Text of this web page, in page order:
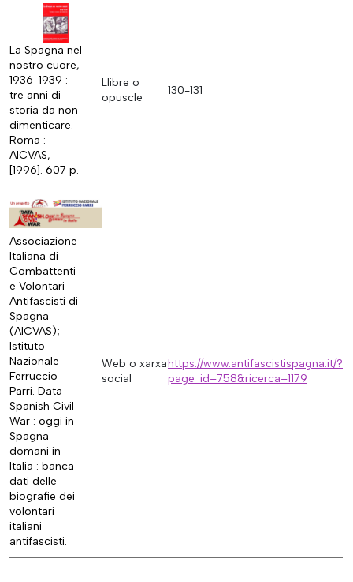
La Spagna nel
nostro cuore,
1936-1939 :
tre anni di
storia da non
dimenticare.
Roma :
AICVAS,
[1996]. 607 p.
Llibre o
opuscle
130-131
Associazione
Italiana di
Combattenti
e Volontari
Antifascisti di
Spagna
(AICVAS);
Istituto
Nazionale
Ferruccio
Parri. Data
Spanish Civil
War : oggi in
Spagna
domani in
Italia : banca
dati delle
biografie dei
volontari
italiani
antifascisti.
Web o xarxa
social
https://www.antifascistispagna.it/?
page_id=758&ricerca=1179